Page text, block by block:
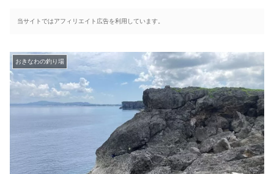
当サイトではアフィリエイト広告を利用しています。
おきなわの釣り場